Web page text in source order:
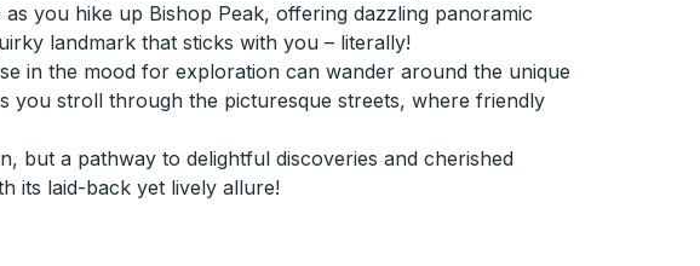
you hike up Bishop Peak, offering dazzling panoramic
landmark that sticks with you – literally!
in the mood for exploration can wander around the unique
you stroll through the picturesque streets, where friendly
but a pathway to delightful discoveries and cherished
its laid-back yet lively allure!